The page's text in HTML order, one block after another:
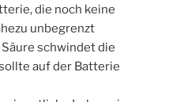
die noch keine
unbegrenzt
schwindet die
auf der Batterie